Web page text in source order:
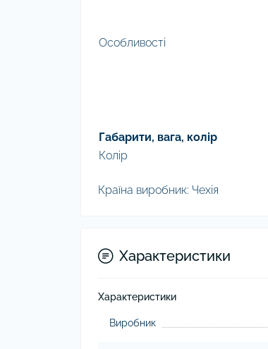
Особливості
Габарити, вага, колір
Колір
Країна виробник: Чехія
Характеристики
Характеристики
Виробник